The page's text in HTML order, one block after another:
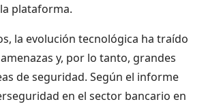
plataforma.
la evolución tecnológica ha traído
y, por lo tanto, grandes
de seguridad. Según el informe
en el sector bancario en